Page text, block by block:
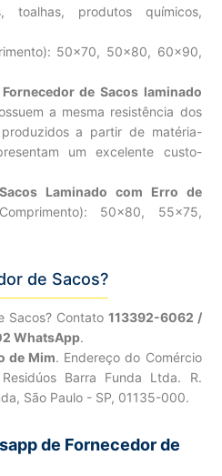
toalhas, produtos químicos,
50×70, 50×80, 60×90,
Fornecedor de Sacos laminado
a mesma resistência dos
a partir de matéria-
um excelente custo-
Laminado com Erro de
50×80, 55×75,
de Sacos?
Sacos? Contato 113392-6062 /
WhatsApp.
de Mim. Endereço do Comércio
Barra Funda Ltda. R.
São Paulo - SP, 01135-000.
de Fornecedor de